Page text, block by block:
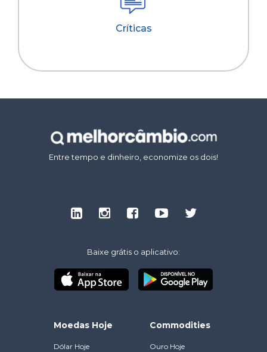
Críticas
Entre tempo e dinheiro, economize os dois!
Baixe grátis o aplicativo:
Moedas Hoje
Dólar Hoje
Commodities
Ouro Hoje